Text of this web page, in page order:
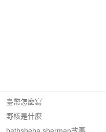
臺幣怎麼寫
野核是什麼